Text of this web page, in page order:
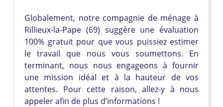
Globalement, notre compagnie de ménage à
Rillieux-la-Pape (69) suggère une évaluation
100% gratuit pour que vous puissiez estimer
le travail que nous vous soumettons. En
terminant, nous nous engageons à fournir
une mission idéal et à la hauteur de vos
attentes. Pour cette raison, allez-y à nous
appeler afin de plus d’informations !